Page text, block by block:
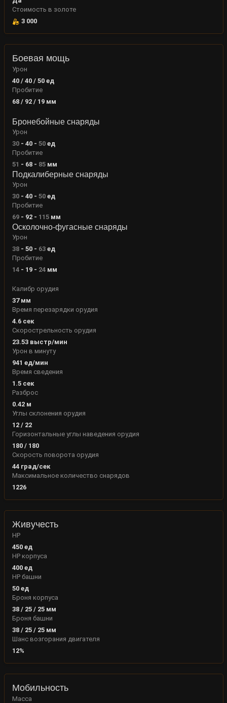
Стоимость в золоте
3 000
Боевая мощь
Урон
40 / 40 / 50 ед
Пробитие
68 / 92 / 19 мм
Бронебойные снаряды
Урон
30- 40- 50ед
Пробитие
51 - 68- 85 мм
Подкалиберные снаряды
Урон
30- 40- 50ед
Пробитие
69- 92- 115 мм
Осколочно-фугасные снаряды
Урон
38- 50- 63ед
Пробитие
14- 19- 24 мм
Калибр орудия
37мм
Время перезарядки орудия
4.6сек
Скорострельность орудия
23.53выстр/мин
Урон в минуту
941 ед/мин
Время сведения
1.5сек
Разброс
0.42м
Углы склонения орудия
12 / 22
Горизонтальные углы наведения орудия
180 / 180
Скорость поворота орудия
44град/сек
Максимальное количество снарядов
1226
Живучесть
HP
450ед
HP корпуса
400ед
HP башни
50ед
Броня корпуса
38/ 25/ 25мм
Броня башни
38 / 25 / 25 мм
Шанс возгорания двигателя
12%
Мобильность
Масса